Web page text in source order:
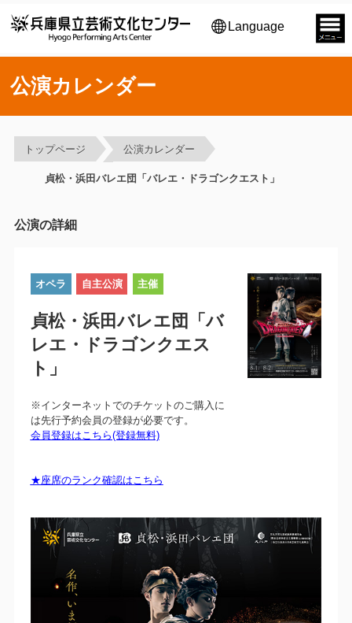
Language
公演カレンダー
トップページ 公演カレンダー
貞松・浜田バレエ団「バレエ・ドラゴンクエスト」
公演の詳細
オペラ 自主公演 主催
貞松・浜田バレエ団「バ
レエ・ドラゴンクエス
ト」
※インターネットでのチケットのご購入に
は先行予約会員の登録が必要です。
会員登録はこちら(登録無料)
★座席のランク確認はこちら